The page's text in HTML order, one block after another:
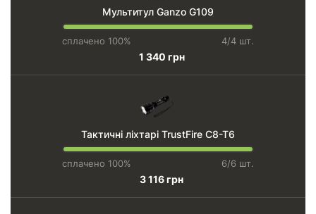
Мультитул Ganzo G109
сплачено 100% 4/4 шт.
1 340 грн
Тактичні ліхтарі TrustFire C8-T6
сплачено 100% 6/6 шт.
3 116 грн